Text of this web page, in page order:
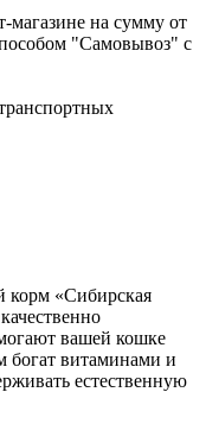
магазине на сумму от
"Самовывоз" с
корм «Сибирская
вашей кошке
богат витаминами и
естественную